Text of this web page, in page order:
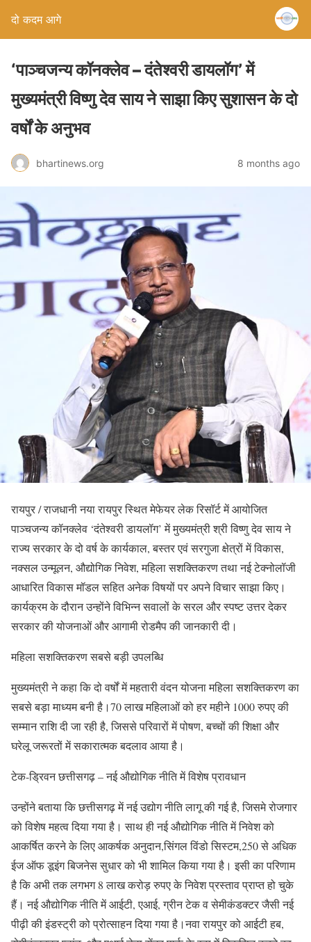
दो कदम आगे
‘पाञ्चजन्य कॉनक्लेव – दंतेश्वरी डायलॉग’ में
मुख्यमंत्री विष्णु देव साय ने साझा किए सुशासन के दो
वर्षों के अनुभव
bhartinews.org 8 months ago
रायपुर / राजधानी नया रायपुर स्थित मेफेयर लेक रिसॉर्ट में आयोजित
पाञ्चजन्य कॉनक्लेव ‘दंतेश्वरी डायलॉग’ में मुख्यमंत्री श्री विष्णु देव साय ने
राज्य सरकार के दो वर्ष के कार्यकाल, बस्तर एवं सरगुजा क्षेत्रों में विकास,
नक्सल उन्मूलन, औद्योगिक निवेश, महिला सशक्तिकरण तथा नई टेक्नोलॉजी
आधारित विकास मॉडल सहित अनेक विषयों पर अपने विचार साझा किए।
कार्यक्रम के दौरान उन्होंने विभिन्न सवालों के सरल और स्पष्ट उत्तर देकर
सरकार की योजनाओं और आगामी रोडमैप की जानकारी दी।
महिला सशक्तिकरण सबसे बड़ी उपलब्धि
मुख्यमंत्री ने कहा कि दो वर्षों में महतारी वंदन योजना महिला सशक्तिकरण का
सबसे बड़ा माध्यम बनी है।70 लाख महिलाओं को हर महीने 1000 रुपए की
सम्मान राशि दी जा रही है, जिससे परिवारों में पोषण, बच्चों की शिक्षा और
घरेलू जरूरतों में सकारात्मक बदलाव आया है।
टेक-ड्रिवन छत्तीसगढ़ – नई औद्योगिक नीति में विशेष प्रावधान
उन्होंने बताया कि छत्तीसगढ़ में नई उद्योग नीति लागू की गई है, जिसमे रोजगार
को विशेष महत्व दिया गया है। साथ ही नई औद्योगिक नीति में निवेश को
आकर्षित करने के लिए आकर्षक अनुदान,सिंगल विंडो सिस्टम,250 से अधिक
ईज ऑफ डूइंग बिजनेस सुधार को भी शामिल किया गया है। इसी का परिणाम
है कि अभी तक लगभग 8 लाख करोड़ रुपए के निवेश प्रस्ताव प्राप्त हो चुके
हैं। नई औद्योगिक नीति में आईटी, एआई, ग्रीन टेक व सेमीकंडक्टर जैसी नई
पीढ़ी की इंडस्ट्री को प्रोत्साहन दिया गया है।नवा रायपुर को आईटी हब,